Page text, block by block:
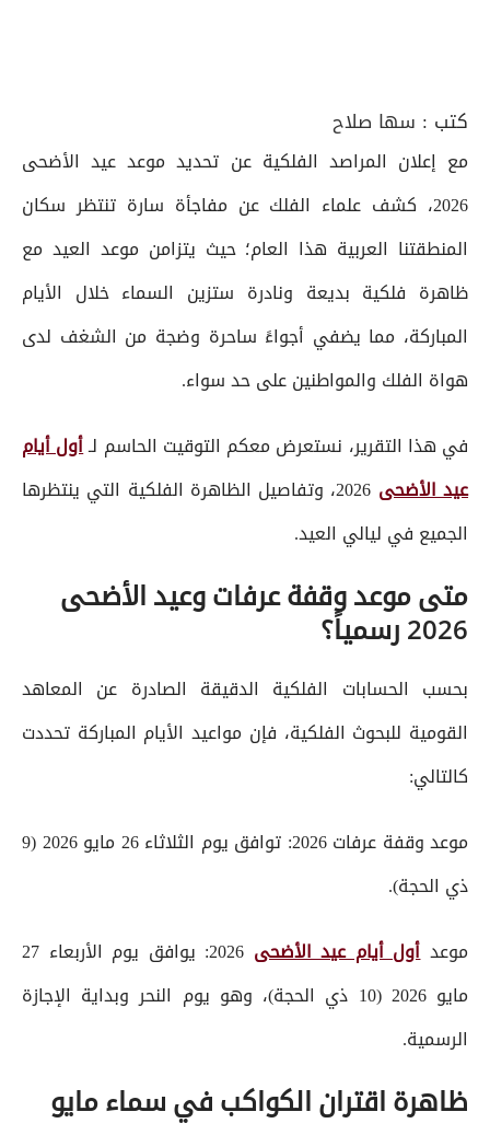
كتب : سها صلاح
مع إعلان المراصد الفلكية عن تحديد موعد عيد الأضحى
2026، كشف علماء الفلك عن مفاجأة سارة تنتظر سكان
المنطقتنا العربية هذا العام؛ حيث يتزامن موعد العيد مع
ظاهرة فلكية بديعة ونادرة ستزين السماء خلال الأيام
المباركة، مما يضفي أجواءً ساحرة وضجة من الشغف لدى
هواة الفلك والمواطنين على حد سواء.
في هذا التقرير، نستعرض معكم التوقيت الحاسم لـأول أيام
عيد الأضحى
2026، وتفاصيل الظاهرة الفلكية التي ينتظرها
الجميع في ليالي العيد.
متى موعد وقفة عرفات وعيد الأضحى
2026 رسمياً؟
بحسب الحسابات الفلكية الدقيقة الصادرة عن المعاهد
القومية للبحوث الفلكية، فإن مواعيد الأيام المباركة تحددت
كالتالي:
موعد وقفة عرفات 2026: توافق يوم الثلاثاء 26 مايو 2026 (9
ذي الحجة).
موعدأول أيام عيد الأضحى
2026: يوافق يوم الأربعاء 27
مايو 2026 (10 ذي الحجة)، وهو يوم النحر وبداية الإجازة
الرسمية.
ظاهرة اقتران الكواكب في سماء مايو